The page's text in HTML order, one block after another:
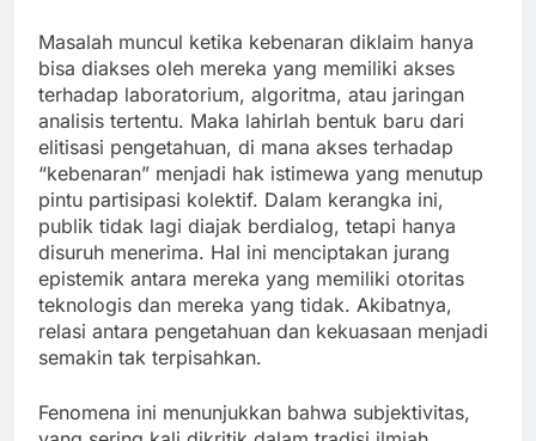
Masalah muncul ketika kebenaran diklaim hanya
bisa diakses oleh mereka yang memiliki akses
terhadap laboratorium, algoritma, atau jaringan
analisis tertentu. Maka lahirlah bentuk baru dari
elitisasi pengetahuan, di mana akses terhadap
“kebenaran” menjadi hak istimewa yang menutup
pintu partisipasi kolektif. Dalam kerangka ini,
publik tidak lagi diajak berdialog, tetapi hanya
disuruh menerima. Hal ini menciptakan jurang
epistemik antara mereka yang memiliki otoritas
teknologis dan mereka yang tidak. Akibatnya,
relasi antara pengetahuan dan kekuasaan menjadi
semakin tak terpisahkan.
Fenomena ini menunjukkan bahwa subjektivitas,